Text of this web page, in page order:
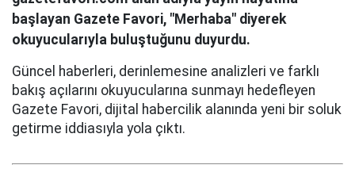
başlayan Gazete Favori, "Merhaba" diyerek
okuyucularıyla buluştuğunu duyurdu.
Güncel haberleri, derinlemesine analizleri ve farklı
bakış açılarını okuyucularına sunmayı hedefleyen
Gazete Favori, dijital habercilik alanında yeni bir soluk
getirme iddiasıyla yola çıktı.